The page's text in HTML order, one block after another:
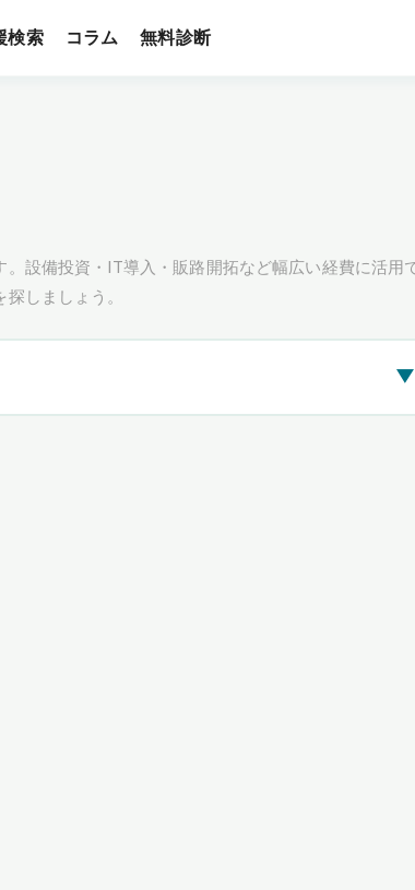
検索 コラム 無料診断
設備投資・IT導入・販路開拓など幅広い経費に活用
しましょう。
▶